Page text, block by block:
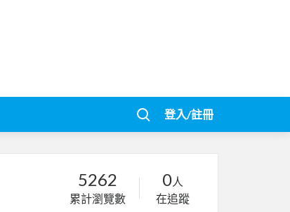
登入/註冊
5262
累計瀏覽數
0人
在追蹤